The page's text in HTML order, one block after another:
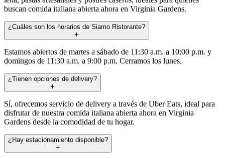
buscan comida italiana abierta ahora en Virginia Gardens.
¿Cuáles son los horarios de Siamo Ristorante?
Estamos abiertos de martes a sábado de 11:30 a.m. a 10:00 p.m. y
domingos de 11:30 a.m. a 9:00 p.m. Cerramos los lunes.
¿Tienen opciones de delivery?
Sí, ofrecemos servicio de delivery a través de Uber Eats, ideal para
disfrutar de nuestra comida italiana abierta ahora en Virginia
Gardens desde la comodidad de tu hogar.
¿Hay estacionamiento disponible?